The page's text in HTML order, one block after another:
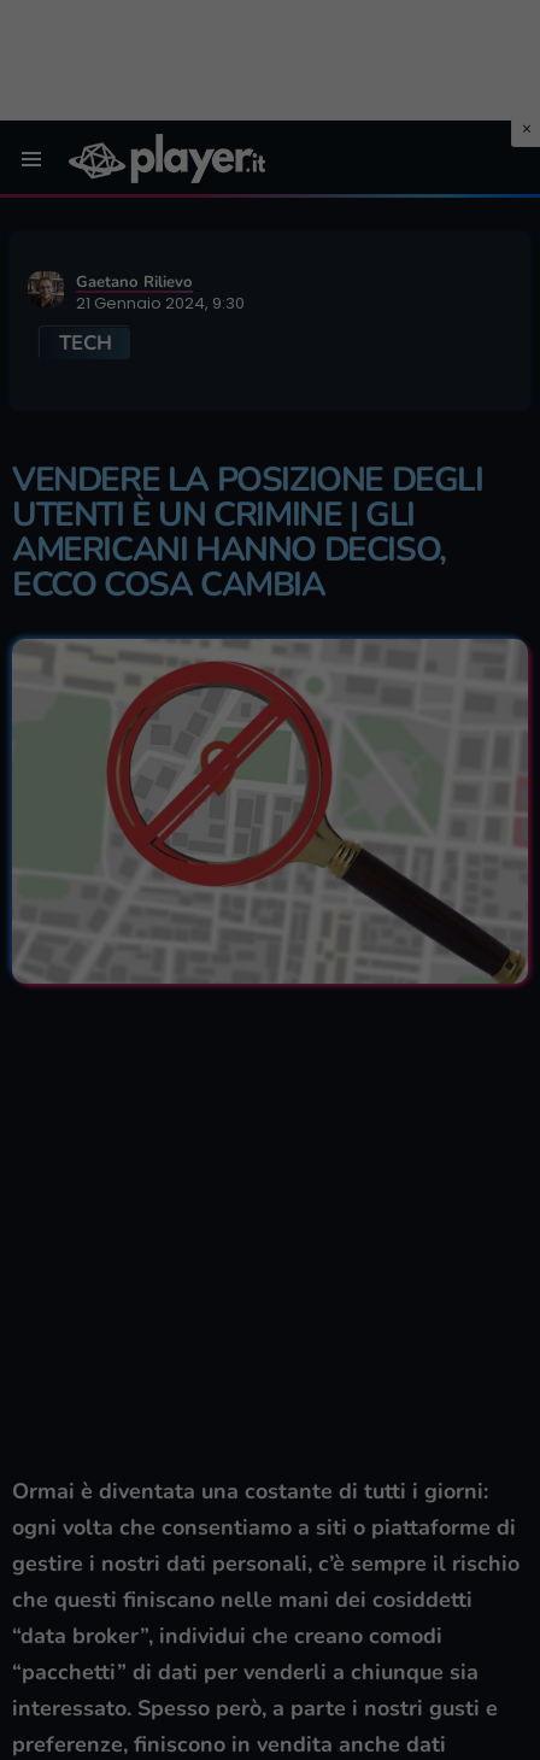
Gaetano Rilievo
21 Gennaio 2024, 9:30
TECH
VENDERE LA POSIZIONE DEGLI
UTENTI È UN CRIMINE | GLI
AMERICANI HANNO DECISO,
ECCO COSA CAMBIA
Ormai è diventata una costante di tutti i giorni:
ogni volta che consentiamo a siti o piattaforme di
gestire i nostri dati personali, c’è sempre il rischio
che questi finiscano nelle mani dei cosiddetti
“data broker”, individui che creano comodi
“pacchetti” di dati per venderli a chiunque sia
interessato. Spesso però, a parte i nostri gusti e
preferenze, finiscono in vendita anche dati